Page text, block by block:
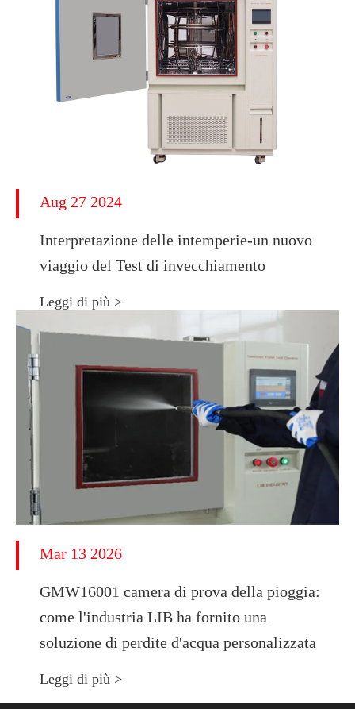
Aug 27 2024
Interpretazione delle intemperie-un nuovo
viaggio del Test di invecchiamento
Leggi di più >
Mar 13 2026
GMW16001 camera di prova della pioggia:
come l'industria LIB ha fornito una
soluzione di perdite d'acqua personalizzata
Leggi di più >